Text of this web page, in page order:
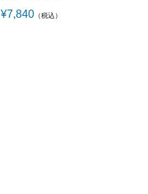
¥7,840 （税込）